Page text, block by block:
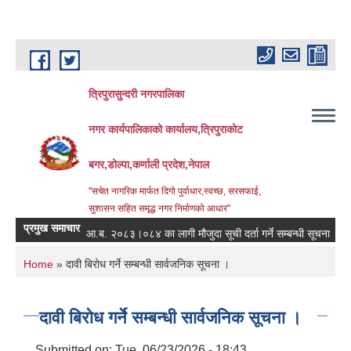
Skip to main content
त्रिपुरासुन्दरी नगरपालिका
नगर कार्यपालिकाको कार्यालय,त्रिपुराकोट
बगर,डोल्पा,कर्णाली प्रदेश,नेपाल
"सचेत नागरिक मार्फत दिगो पुर्वाधार,स्वच्छ, सरसफाई,
सुशासन सहित समृद्ध नगर निर्माणको आधार"
प्रमुख समाचारआ.ब. २०८३।०८४ का लागी मौजुदा सूची दर्ता गर्ने सम्बन्धी सूचना ।
You are here
Home » दावी बिरोध गर्ने सम्बन्धी सार्वजनिक सूचना ।
दावी बिरोध गर्ने सम्बन्धी सार्वजनिक सूचना ।